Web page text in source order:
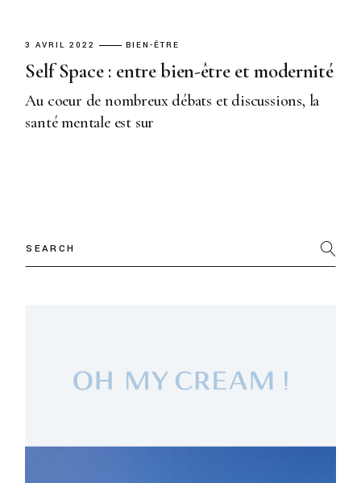
3 AVRIL 2022 BIEN-ÊTRE
Self Space : entre bien-être et modernité
Au coeur de nombreux débats et discussions, la
santé mentale est sur